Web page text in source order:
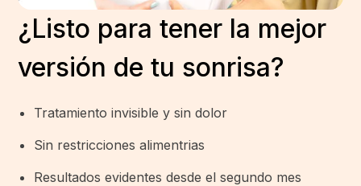
¿Listo para tener la mejor
versión de tu sonrisa?
Tratamiento invisible y sin dolor
Sin restricciones alimentrias
Resultados evidentes desde el segundo mes